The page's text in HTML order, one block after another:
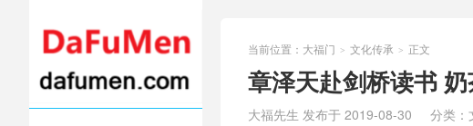
当前位置： 大福门 > 文化传承 > 正文
章泽天赴剑桥读书
大福先生 发布于 2019-08-30 分类：